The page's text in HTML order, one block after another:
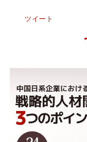
ツイート